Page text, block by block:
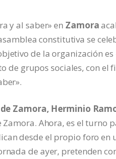
y al saber» en Zamora
constitutiva se
de la organización
de grupos sociales, con el
Zamora, Herminio
Ahora, es el turno
desde el propio foro
de ayer, pretenden